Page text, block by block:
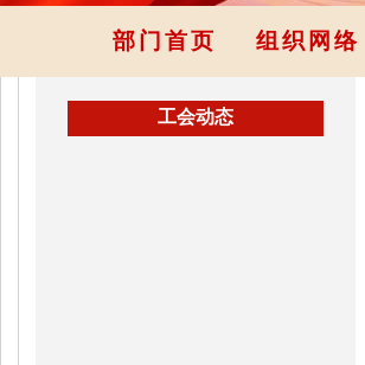
部门首页 组织网络
工会动态